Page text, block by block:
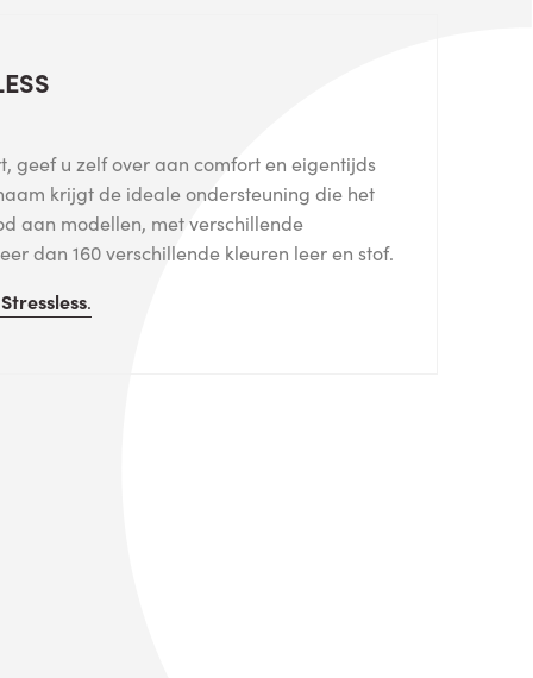
geef u zelf over aan comfort en eigentijds
krijgt de ideale ondersteuning die het
aan modellen, met verschillende
dan 160 verschillende kleuren leer en stof.
Stressless.